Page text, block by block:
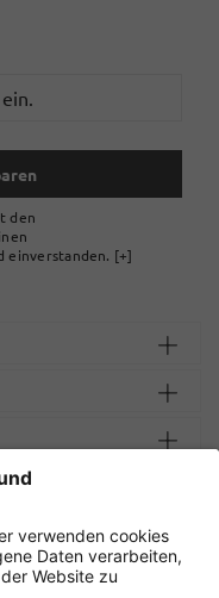
den
einverstanden. [+]